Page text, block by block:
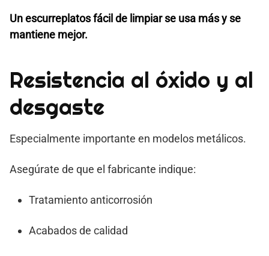
Un escurreplatos fácil de limpiar se usa más y se
mantiene mejor.
Resistencia al óxido y al
desgaste
Especialmente importante en modelos metálicos.
Asegúrate de que el fabricante indique:
Tratamiento anticorrosión
Acabados de calidad